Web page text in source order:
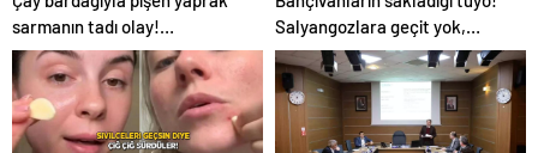
sarmanın tadı olay!
Tencerenin ortasına koyun
Salyangozlara geçit yok,
çaresi turuncu kabukta